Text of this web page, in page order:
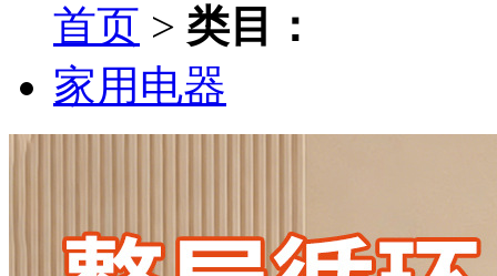
首页 > 类目：
家用电器